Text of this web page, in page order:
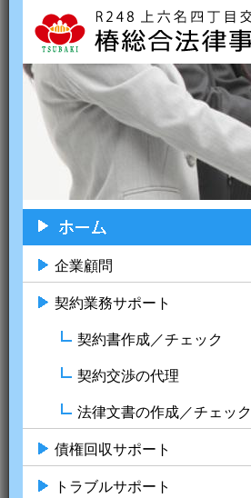
企業顧問
契約業務サポート
契約書作成／チェック
契約交渉の代理
法律文書の作成／チェック
債権回収サポート
トラブルサポート